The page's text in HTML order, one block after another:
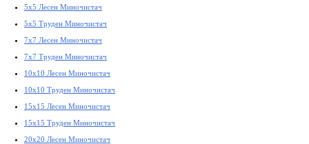
5x5 Лесен Миночистач
5x5 Труден Миночистач
7x7 Лесен Миночистач
7x7 Труден Миночистач
10x10 Лесен Миночистач
10x10 Труден Миночистач
15x15 Лесен Миночистач
15x15 Труден Миночистач
20x20 Лесен Миночистач